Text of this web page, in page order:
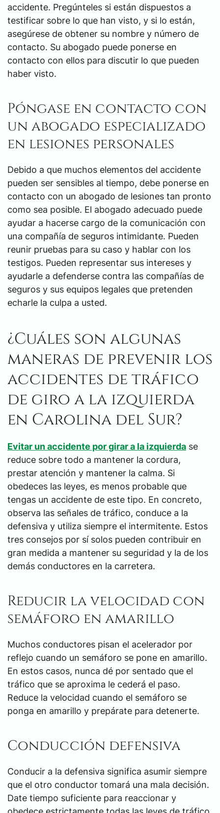
accidente. Pregúnteles si están dispuestos a
testificar sobre lo que han visto, y si lo están,
asegúrese de obtener su nombre y número de
contacto. Su abogado puede ponerse en
contacto con ellos para discutir lo que pueden
haber visto.
Póngase en contacto con
un abogado especializado
en lesiones personales
Debido a que muchos elementos del accidente
pueden ser sensibles al tiempo, debe ponerse en
contacto con un abogado de lesiones tan pronto
como sea posible. El abogado adecuado puede
ayudar a hacerse cargo de la comunicación con
una compañía de seguros intimidante. Pueden
reunir pruebas para su caso y hablar con los
testigos. Pueden representar sus intereses y
ayudarle a defenderse contra las compañías de
seguros y sus equipos legales que pretenden
echarle la culpa a usted.
¿Cuáles son algunas
maneras de prevenir los
accidentes de tráfico
de giro a la izquierda
en Carolina del Sur?
Evitar un accidente por girar a la izquierda se
reduce sobre todo a mantener la cordura,
prestar atención y mantener la calma. Si
obedeces las leyes, es menos probable que
tengas un accidente de este tipo. En concreto,
observa las señales de tráfico, conduce a la
defensiva y utiliza siempre el intermitente. Estos
tres consejos por sí solos pueden contribuir en
gran medida a mantener su seguridad y la de los
demás conductores en la carretera.
Reducir la velocidad con
semáforo en amarillo
Muchos conductores pisan el acelerador por
reflejo cuando un semáforo se pone en amarillo.
En estos casos, nunca dé por sentado que el
tráfico que se aproxima le cederá el paso.
Reduce la velocidad cuando el semáforo se
ponga en amarillo y prepárate para detenerte.
Conducción defensiva
Conducir a la defensiva significa asumir siempre
que el otro conductor tomará una mala decisión.
Date tiempo suficiente para reaccionar y